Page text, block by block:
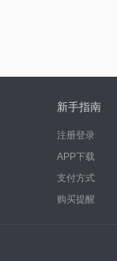
新手指南
注册登录
APP下载
支付方式
购买提醒